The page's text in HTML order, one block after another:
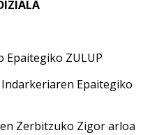
Epaitegiko ZULUP
Epaitegiko
Zerbitzuko Zigor arloa